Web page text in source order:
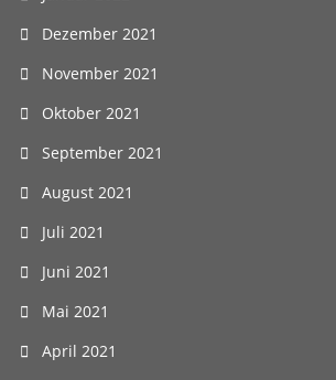
Dezember 2021
November 2021
Oktober 2021
September 2021
August 2021
Juli 2021
Juni 2021
Mai 2021
April 2021